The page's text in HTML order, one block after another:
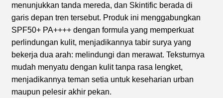
menunjukkan tanda mereda, dan Skintific berada di
garis depan tren tersebut. Produk ini menggabungkan
SPF50+ PA++++ dengan formula yang memperkuat
perlindungan kulit, menjadikannya tabir surya yang
bekerja dua arah: melindungi dan merawat. Teksturnya
mudah menyatu dengan kulit tanpa rasa lengket,
menjadikannya teman setia untuk keseharian urban
maupun pelesir akhir pekan.